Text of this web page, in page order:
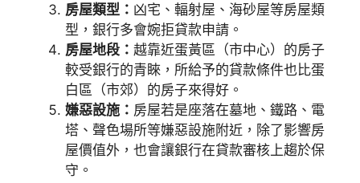
房屋類型： 凶宅、輻射屋、海砂屋等房屋類
型，銀行多會婉拒貸款申請。
房屋地段： 越靠近蛋黃區（市中心）的房子
較受銀行的青睞，所給予的貸款條件也比蛋
白區（市郊）的房子來得好。
嫌惡設施： 房屋若是座落在墓地、鐵路、電
塔、聲色場所等嫌惡設施附近，除了影響房
屋價值外，也會讓銀行在貸款審核上趨於保
守。